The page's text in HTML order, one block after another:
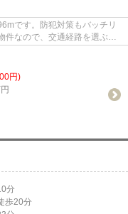
です。防犯対策もバッチリ
件なので、交通経路を選ぶこ
円)
分
歩20分